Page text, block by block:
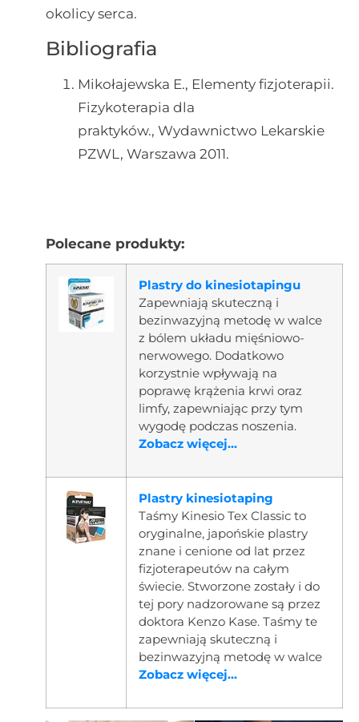
okolicy serca.
Bibliografia
Mikołajewska E., Elementy fizjoterapii.
Fizykoterapia dla
praktyków., Wydawnictwo Lekarskie
PZWL, Warszawa 2011.
Polecane produkty:
Plastry do kinesiotapingu
Zapewniają skuteczną i
bezinwazyjną metodę w walce
z bólem układu mięśniowo-
nerwowego. Dodatkowo
korzystnie wpływają na
poprawę krążenia krwi oraz
limfy, zapewniając przy tym
wygodę podczas noszenia.
Zobacz więcej...
Plastry kinesiotaping
Taśmy Kinesio Tex Classic to
oryginalne, japońskie plastry
znane i cenione od lat przez
fizjoterapeutów na całym
świecie. Stworzone zostały i do
tej pory nadzorowane są przez
doktora Kenzo Kase. Taśmy te
zapewniają skuteczną i
bezinwazyjną metodę w walce
Zobacz więcej...